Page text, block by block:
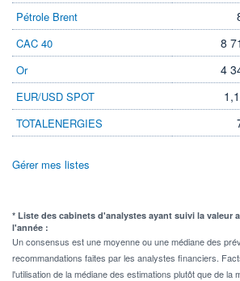
Pétrole Brent
CAC 40 8
Or 4
EUR/USD SPOT
TOTALENERGIES
Gérer mes listes
* Liste des cabinets d'analystes ayant suivi la valeur
l'année :
Un consensus est une moyenne ou une médiane des
recommandations faites par les analystes financiers.
l'utilisation de la médiane des estimations plutôt que de la